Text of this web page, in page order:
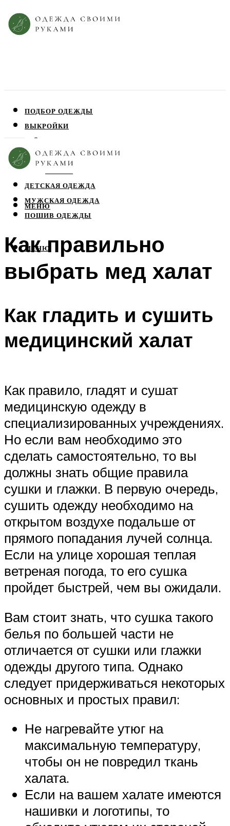
ПОДБОР ОДЕЖДЫ
ВЫКРОЙКИ
ЮБКИ
ДЕТСКАЯ ОДЕЖДА
МУЖСКАЯ ОДЕЖДА
ПОШИВ ОДЕЖДЫ
МЕНЮ
МЕНЮ
Как правильно
выбрать мед халат
Как гладить и сушить
медицинский халат
Как правило, гладят и сушат
медицинскую одежду в
специализированных учреждениях.
Но если вам необходимо это
сделать самостоятельно, то вы
должны знать общие правила
сушки и глажки. В первую очередь,
сушить одежду необходимо на
открытом воздухе подальше от
прямого попадания лучей солнца.
Если на улице хорошая теплая
ветреная погода, то его сушка
пройдет быстрей, чем вы ожидали.
Вам стоит знать, что сушка такого
белья по большей части не
отличается от сушки или глажки
одежды другого типа. Однако
следует придерживаться некоторых
основных и простых правил:
Не нагревайте утюг на
максимальную температуру,
чтобы он не повредил ткань
халата.
Если на вашем халате имеются
нашивки и логотипы, то